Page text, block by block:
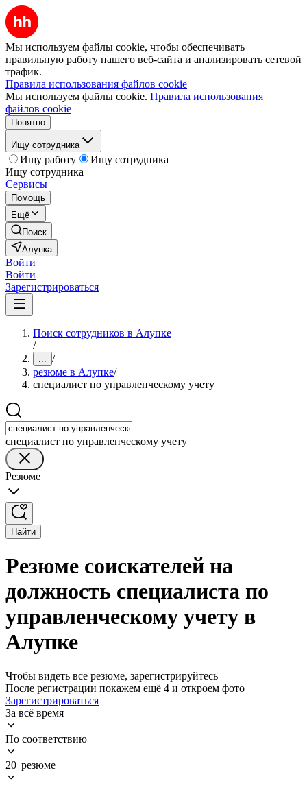
Мы используем файлы cookie, чтобы обеспечивать
правильную работу нашего веб-сайта и анализировать сетевой
трафик.
Правила использования файлов cookie
Мы используем файлы cookie. Правила использования
файлов cookie
Понятно
Ищу сотрудника
Ищу работу
Ищу сотрудника
Ищу сотрудника
Сервисы
Помощь
Ещё
Поиск
Алупка
Войти
Войти
Зарегистрироваться
Поиск сотрудников в Алупке
/
... /
резюме в Алупке/
специалист по управленческому учету
специалист по управленческому учету
Резюме
Найти
Резюме соискателей на
должность специалиста по
управленческому учету в
Алупке
Чтобы видеть все резюме, зарегистрируйтесь
После регистрации покажем ещё 4 и откроем фото
Зарегистрироваться
За всё время
По соответствию
20 резюме